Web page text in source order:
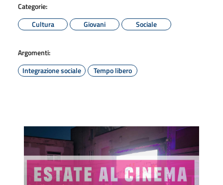
Categorie:
Cultura
Giovani Sociale
Argomenti:
Integrazione sociale
Tempo libero